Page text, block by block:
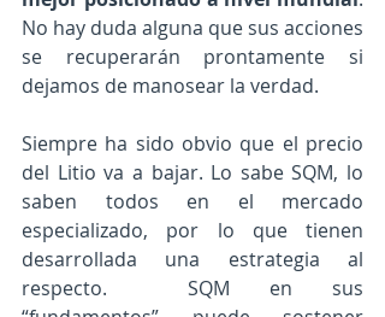
No hay duda alguna que sus acciones
se recuperarán prontamente si
dejamos de manosear la verdad.
Siempre ha sido obvio que el precio
del Litio va a bajar. Lo sabe SQM, lo
saben todos en el mercado
especializado, por lo que tienen
desarrollada una estrategia al
respecto.  SQM en sus